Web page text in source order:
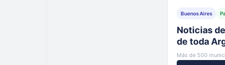
Buenos Aires
Tu
al instante
Más de 500